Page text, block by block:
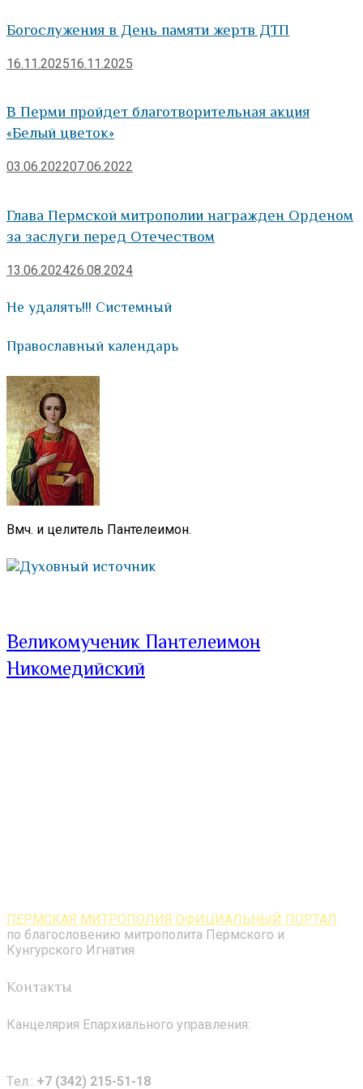
Богослужения в День памяти жертв ДТП
16.11.202516.11.2025
В Перми пройдет благотворительная акция
«Белый цветок»
03.06.202207.06.2022
Глава Пермской митрополии награжден Орденом
за заслуги перед Отечеством
13.06.202426.08.2024
Не удалять!!! Системный
Православный календарь
Вмч. и целитель Пантелеимон.
Духовный источник
Великомученик Пантелеимон
Никомедийский
ПЕРМСКАЯ МИТРОПОЛИЯ ОФИЦИАЛЬНЫЙ ПОРТАЛ
по благословению митрополита Пермского и
Кунгурского Игнатия
Контакты
Канцелярия Епархиального управления:
Tел.: +7 (342) 215-51-18